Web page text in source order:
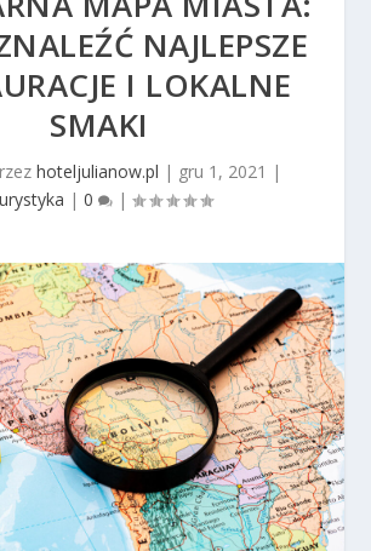
NAJLEPSZE
I LOKALNE
SMAKI
hoteljulianow.pl | gru 1, 2021 |
| 0 |